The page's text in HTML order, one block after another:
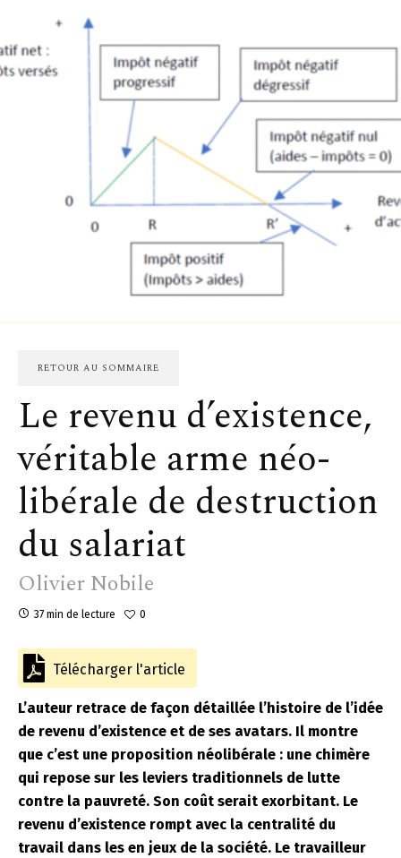
RETOUR AU SOMMAIRE
Le revenu d’existence,
véritable arme néo-
libérale de destruction
du salariat
Olivier Nobile
37 min de lecture 0
Télécharger l'article
L’auteur retrace de façon détaillée l’histoire de l’idée
de revenu d’existence et de ses avatars. Il montre
que c’est une proposition néolibérale : une chimère
qui repose sur les leviers traditionnels de lutte
contre la pauvreté. Son coût serait exorbitant. Le
revenu d’existence rompt avec la centralité du
travail dans les en jeux de la société. Le travailleur